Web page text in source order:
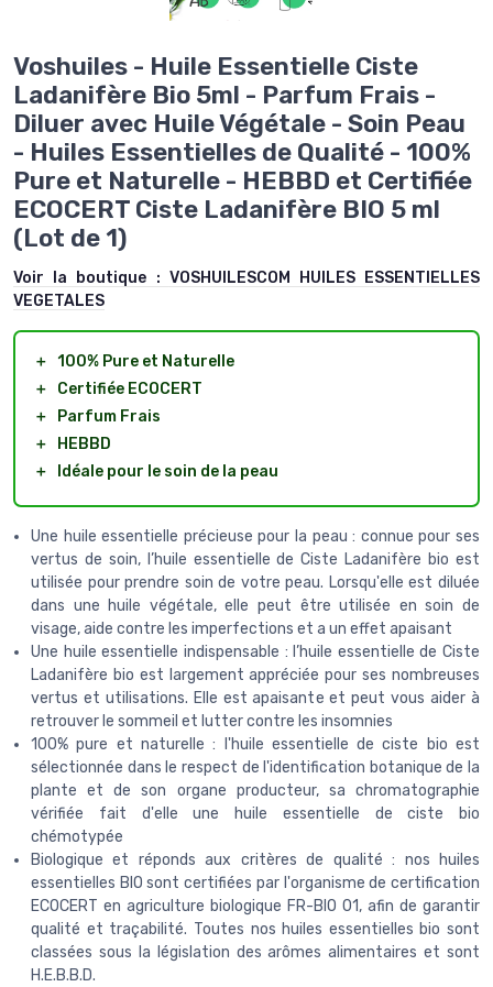
Voshuiles - Huile Essentielle Ciste
Ladanifère Bio 5ml - Parfum Frais -
Diluer avec Huile Végétale - Soin Peau
- Huiles Essentielles de Qualité - 100%
Pure et Naturelle - HEBBD et Certifiée
ECOCERT Ciste Ladanifère BIO 5 ml
(Lot de 1)
Voir la boutique : VOSHUILESCOM HUILES ESSENTIELLES
VEGETALES
＋ 100% Pure et Naturelle
＋
Certifiée ECOCERT
＋
Parfum Frais
＋
HEBBD
＋
Idéale pour le soin de la peau
Une huile essentielle précieuse pour la peau : connue pour ses
vertus de soin, l’huile essentielle de Ciste Ladanifère bio est
utilisée pour prendre soin de votre peau. Lorsqu'elle est diluée
dans une huile végétale, elle peut être utilisée en soin de
visage, aide contre les imperfections et a un effet apaisant
Une huile essentielle indispensable : l’huile essentielle de Ciste
Ladanifère bio est largement appréciée pour ses nombreuses
vertus et utilisations. Elle est apaisante et peut vous aider à
retrouver le sommeil et lutter contre les insomnies
100% pure et naturelle : l'huile essentielle de ciste bio est
sélectionnée dans le respect de l'identification botanique de la
plante et de son organe producteur, sa chromatographie
vérifiée fait d'elle une huile essentielle de ciste bio
chémotypée
Biologique et réponds aux critères de qualité : nos huiles
essentielles BIO sont certifiées par l'organisme de certification
ECOCERT en agriculture biologique FR-BIO 01, afin de garantir
qualité et traçabilité. Toutes nos huiles essentielles bio sont
classées sous la législation des arômes alimentaires et sont
H.E.B.B.D.